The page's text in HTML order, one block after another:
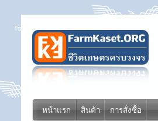
หน้าแรก สินค้า การสั่งซื้อ